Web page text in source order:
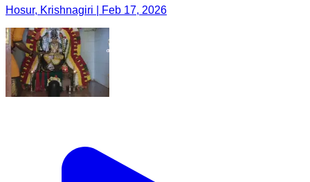
Hosur, Krishnagiri | Feb 17, 2026